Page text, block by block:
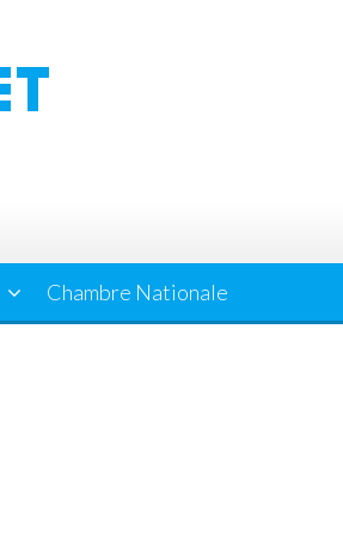
Chambre Nationale